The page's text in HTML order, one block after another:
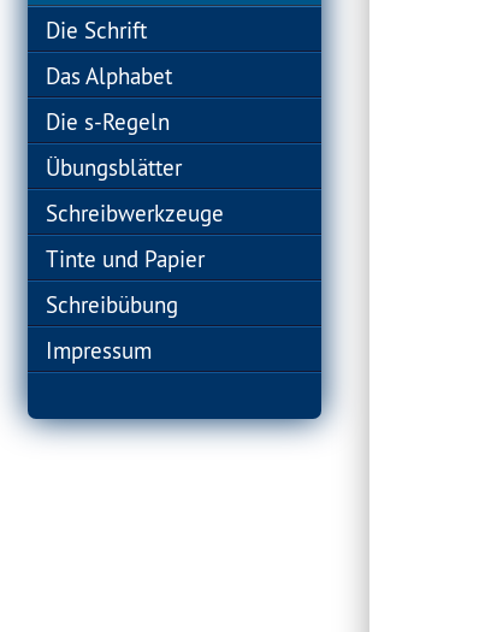
Die Schrift
Das Alphabet
Die s-Regeln
Übungsblätter
Schreibwerkzeuge
Tinte und Papier
Schreibübung
Impressum